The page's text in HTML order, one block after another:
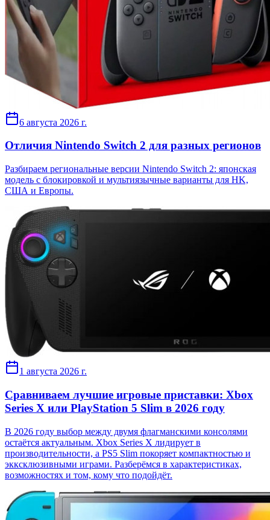
6 августа 2026 г.
Отличия Nintendo Switch 2 для разных регионов
Разбираем региональные версии Nintendo Switch 2: японская
модель с блокировкой и мультиязычные варианты для HK,
США и Европы.
1 августа 2026 г.
Сравниваем лучшие игровые приставки: Xbox
Series X или PlayStation 5 Slim в 2026 году
В 2026 году выбор между двумя флагманскими консолями
остаётся актуальным. Xbox Series X лидирует в
производительности, а PS5 Slim покоряет компактностью и
экксклюзивными играми. Разберёмся в характеристиках,
возможностях и том, кому что подойдёт.